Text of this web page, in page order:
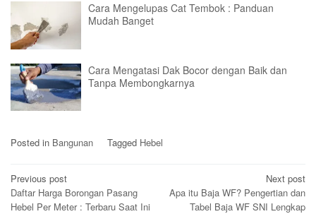
Cara Mengelupas Cat Tembok : Panduan
Mudah Banget
Cara Mengatasi Dak Bocor dengan Baik dan
Tanpa Membongkarnya
Posted in Bangunan Tagged Hebel
Post
navigation
Previous post
Daftar Harga Borongan Pasang
Hebel Per Meter : Terbaru Saat Ini
Next post
Apa itu Baja WF? Pengertian dan
Tabel Baja WF SNI Lengkap